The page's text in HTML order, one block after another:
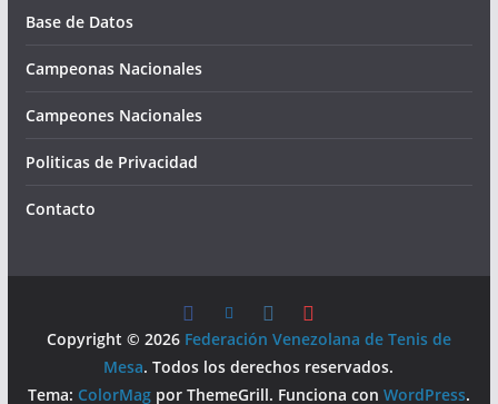
Base de Datos
Campeonas Nacionales
Campeones Nacionales
Politicas de Privacidad
Contacto
Copyright © 2026 Federación Venezolana de Tenis de
Mesa. Todos los derechos reservados.
Tema: ColorMagpor ThemeGrill. Funciona con WordPress.